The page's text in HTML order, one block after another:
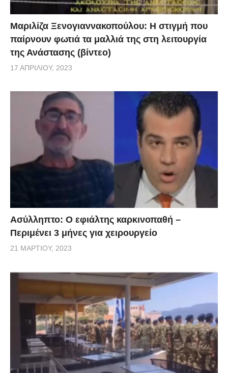
Μαριλίζα Ξενογιαννακοπούλου: Η στιγμή που
παίρνουν φωτιά τα μαλλιά της στη λειτουργία
της Ανάστασης (βίντεο)
17 ΑΠΡΙΛΊΟΥ, 2023
Ασύλληπτο: Ο εφιάλτης καρκινοπαθή –
Περιμένει 3 μήνες για χειρουργείο
21 ΜΑΡΤΊΟΥ, 2023